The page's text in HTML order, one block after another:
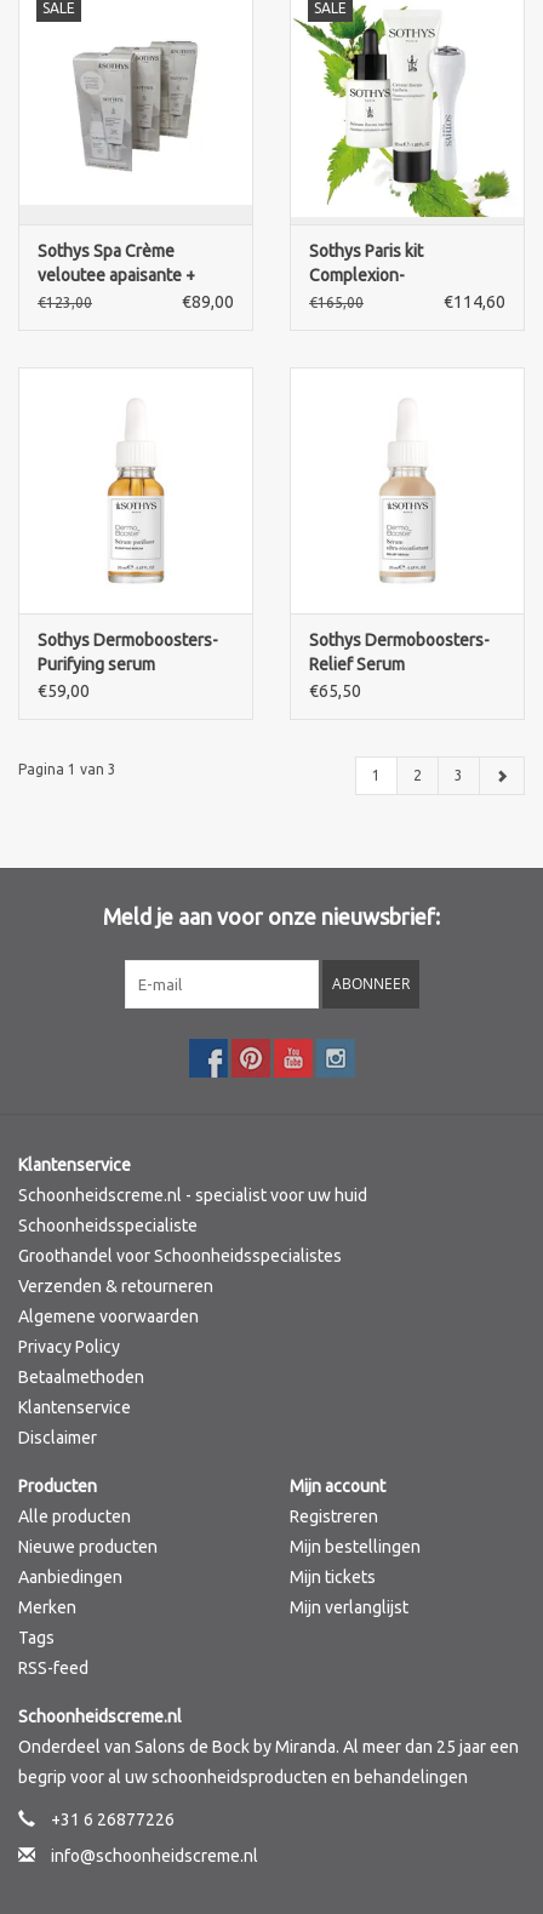
SALE
Sothys Spa Crème
veloutee apaisante +
Serum SOS apaisant SPA
€123,00 €89,00
SALE
Sothys Paris kit
Complexion-
serum+flawless
€165,00 €114,60
Sothys Dermoboosters-
Purifying serum
€59,00
Sothys Dermoboosters-
Relief Serum
€65,50
Pagina 1 van 3 1 2 3
Meld je aan voor onze nieuwsbrief:
ABONNEER
Klantenservice
Schoonheidscreme.nl - specialist voor uw huid
Schoonheidsspecialiste
Groothandel voor Schoonheidsspecialistes
Verzenden & retourneren
Algemene voorwaarden
Privacy Policy
Betaalmethoden
Klantenservice
Disclaimer
Producten
Alle producten
Nieuwe producten
Aanbiedingen
Merken
Tags
RSS-feed
Mijn account
Registreren
Mijn bestellingen
Mijn tickets
Mijn verlanglijst
Schoonheidscreme.nl
Onderdeel van Salons de Bock by Miranda. Al meer dan 25 jaar een
begrip voor al uw schoonheidsproducten en behandelingen
+31 6 26877226
info@schoonheidscreme.nl